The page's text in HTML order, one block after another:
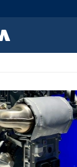
de Cookies